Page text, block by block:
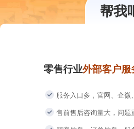
帮我
零售行业外部客户服
服务入口多，官网、企
售前售后咨询量大，问题